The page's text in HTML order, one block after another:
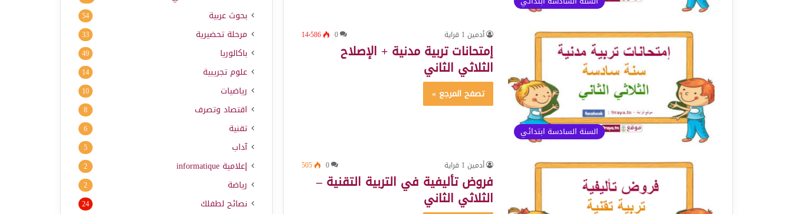
السنة السادسة ابتدائي
أدمين 1 قراية 0 14٬586
إمتحانات تربية مدنية + الإصلاح
الثلاثي الثاني
تصفح المرجع »
أدمين 1 قراية 0
505
فروض تأليفية في التربية التقنية –
الثلاثي الثاني
بحوث عربية 54
مرحلة تحضيرية 33
باكالوريا 49
علوم تجريبية 14
رياضيات 10
اقتصاد وتصرف 8
تقنية 6
آداب 5
إعلامية informatique
2
رياضة 2
نصائح لطفلك 24